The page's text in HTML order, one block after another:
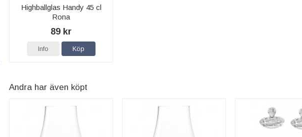
Highballglas Handy 45 cl
Rona
89 kr
Info Köp
Andra har även köpt